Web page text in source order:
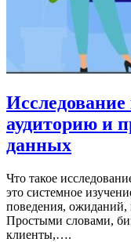
аудиторию и
данных
Что такое
это системное
поведения, ожиданий,
Простыми словами,
клиенты,….